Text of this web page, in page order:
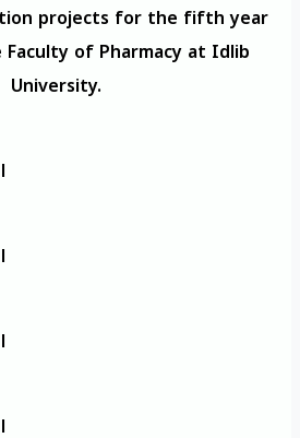
projects for the fifth year
of Pharmacy at Idlib
University.